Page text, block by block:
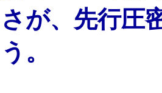
さが、先行圧
う。